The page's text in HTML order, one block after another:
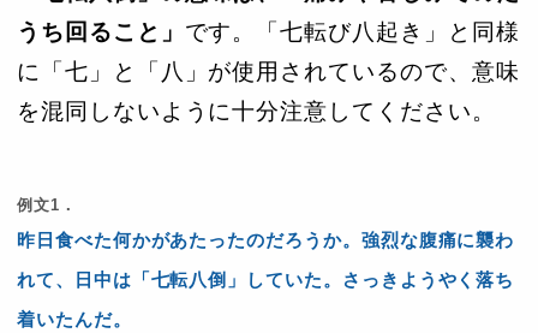
うち回ること」 です。「七転び八起き」と同様
に「七」と「八」が使用されているので、意味
を混同しないように十分注意してください。
例文1．
昨日食べた何かがあたったのだろうか。強烈な腹痛に襲わ
れて、日中は「七転八倒」していた。さっきようやく落ち
着いたんだ。